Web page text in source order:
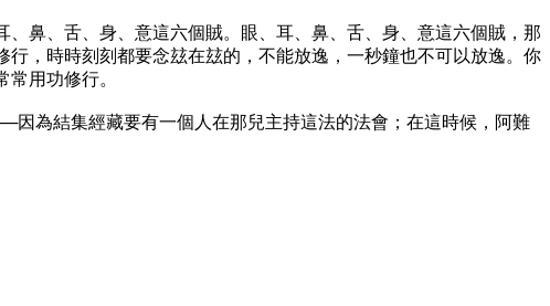
鼻、舌、身、意這六個賊。眼、耳、鼻、舌、身、意這六個賊，那
，時時刻刻都要念玆在玆的，不能放逸，一秒鐘也不可以放逸。你
用功修行。
為結集經藏要有一個人在那兒主持這法的法會；在這時候，阿難